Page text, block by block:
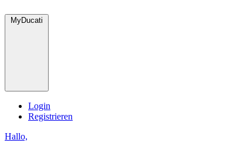
MyDucati
Login
Registrieren
Hallo,